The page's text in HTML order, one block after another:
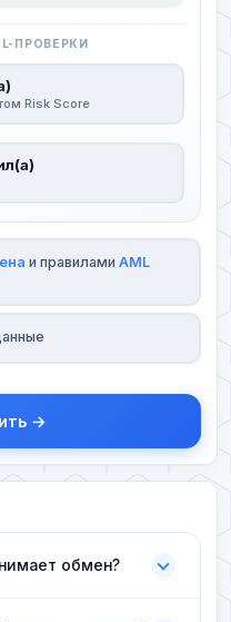
ПРОВЕРКИ
Risk Score
и правилами AML
→
обмен?